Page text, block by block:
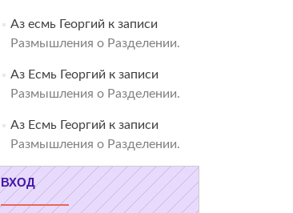
Аз есмь Георгий к записи
Размышления о Разделении.
Аз Есмь Георгий к записи
Размышления о Разделении.
Аз Есмь Георгий к записи
Размышления о Разделении.
ВХОД